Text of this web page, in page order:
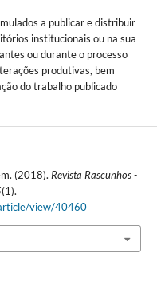
a publicar e distribuir
institucionais ou na sua
ou durante o processo
produtivas, bem
do trabalho publicado
(2018). Revista Rascunhos -
(1).
view/40460